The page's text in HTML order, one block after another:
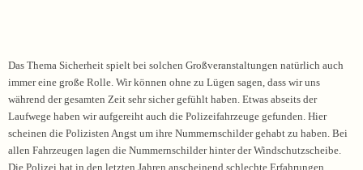
Das Thema Sicherheit spielt bei solchen Großveranstaltungen natürlich auch
immer eine große Rolle. Wir können ohne zu Lügen sagen, dass wir uns
während der gesamten Zeit sehr sicher gefühlt haben. Etwas abseits der
Laufwege haben wir aufgereiht auch die Polizeifahrzeuge gefunden. Hier
scheinen die Polizisten Angst um ihre Nummernschilder gehabt zu haben. Bei
allen Fahrzeugen lagen die Nummernschilder hinter der Windschutzscheibe.
Die Polizei hat in den letzten Jahren anscheinend schlechte Erfahrungen